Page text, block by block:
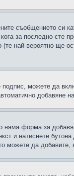
съобщението си
за последно сте
най-вероятно ще
подпис, можете да
добавяне
форма за
и натиснете бутона
можете да добавите,